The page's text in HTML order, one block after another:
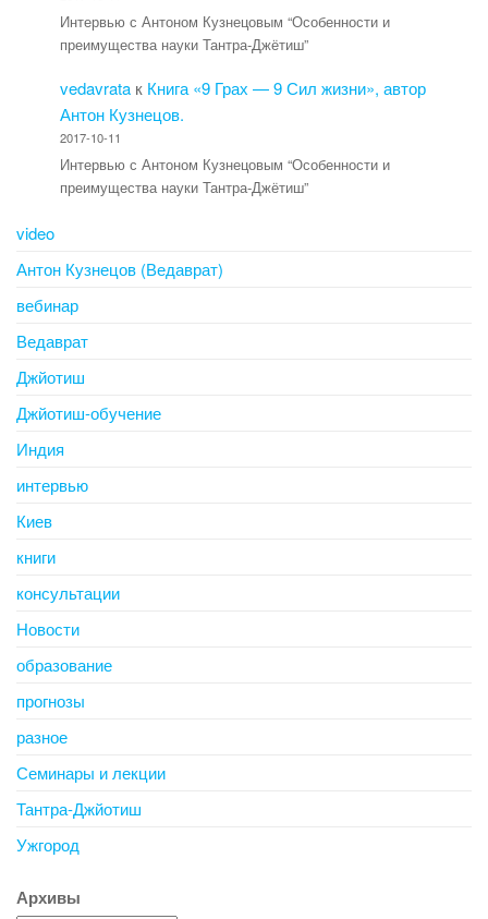
Интервью с Антоном Кузнецовым “Особенности и
преимущества науки Тантра-Джётиш”
vedavrata к Книга «9 Грах — 9 Сил жизни», автор
Антон Кузнецов.
2017-10-11
Интервью с Антоном Кузнецовым “Особенности и
преимущества науки Тантра-Джётиш”
video
Антон Кузнецов (Ведаврат)
вебинар
Ведаврат
Джйотиш
Джйотиш-обучение
Индия
интервью
Киев
книги
консультации
Новости
образование
прогнозы
разное
Семинары и лекции
Тантра-Джйотиш
Ужгород
Архивы